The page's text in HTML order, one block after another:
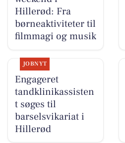
Hillerød: Fra
børneaktiviteter til
filmmagi og musik
JOBNYT
Engageret
tandklinikassisten
t søges til
barselsvikariat i
Hillerød